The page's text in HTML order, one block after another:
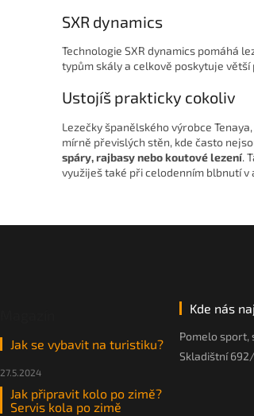
SXR dynamics
Technologie SXR dynamics pomáhá
typům skály a celkově poskytuje
Ustojíš prakticky cokoliv
Lezečky španělského výrobce
mírně převislých stěn, kde často
spáry, rajbasy nebo koutové lezení.
využiješ také při celodenním blbnutí
Jak se vybavit na turistiku?
27.5.2024
Jak připravit kolo po zimě?
Servis kola po zimě
Kde nás
Pomelo sport,
Skladištní